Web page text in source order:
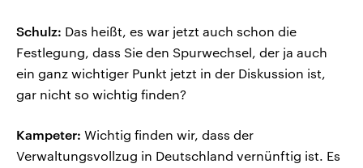
Schulz: Das heißt, es war jetzt auch schon die
Festlegung, dass Sie den Spurwechsel, der ja auch
ein ganz wichtiger Punkt jetzt in der Diskussion ist,
gar nicht so wichtig finden?
Kampeter: Wichtig finden wir, dass der
Verwaltungsvollzug in Deutschland vernünftig ist. Es